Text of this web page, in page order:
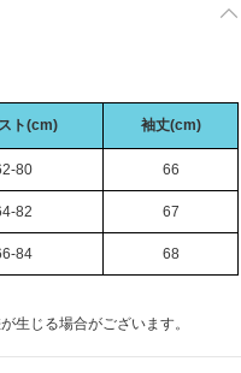
ト(cm) 袖丈(cm)
80 66
82 67
84 68
生じる場合がございます。